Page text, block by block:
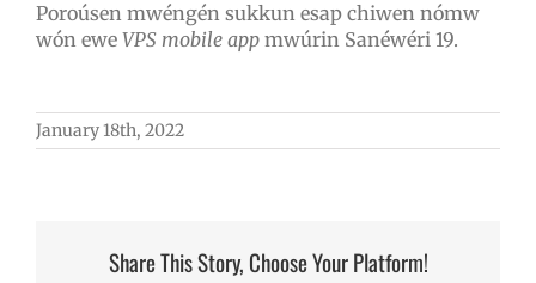
Poroúsen mwéngén sukkun esap chiwen nómw
wón ewe VPS mobile app mwúrin Sanéwéri 19.
January 18th, 2022
Share This Story, Choose Your Platform!